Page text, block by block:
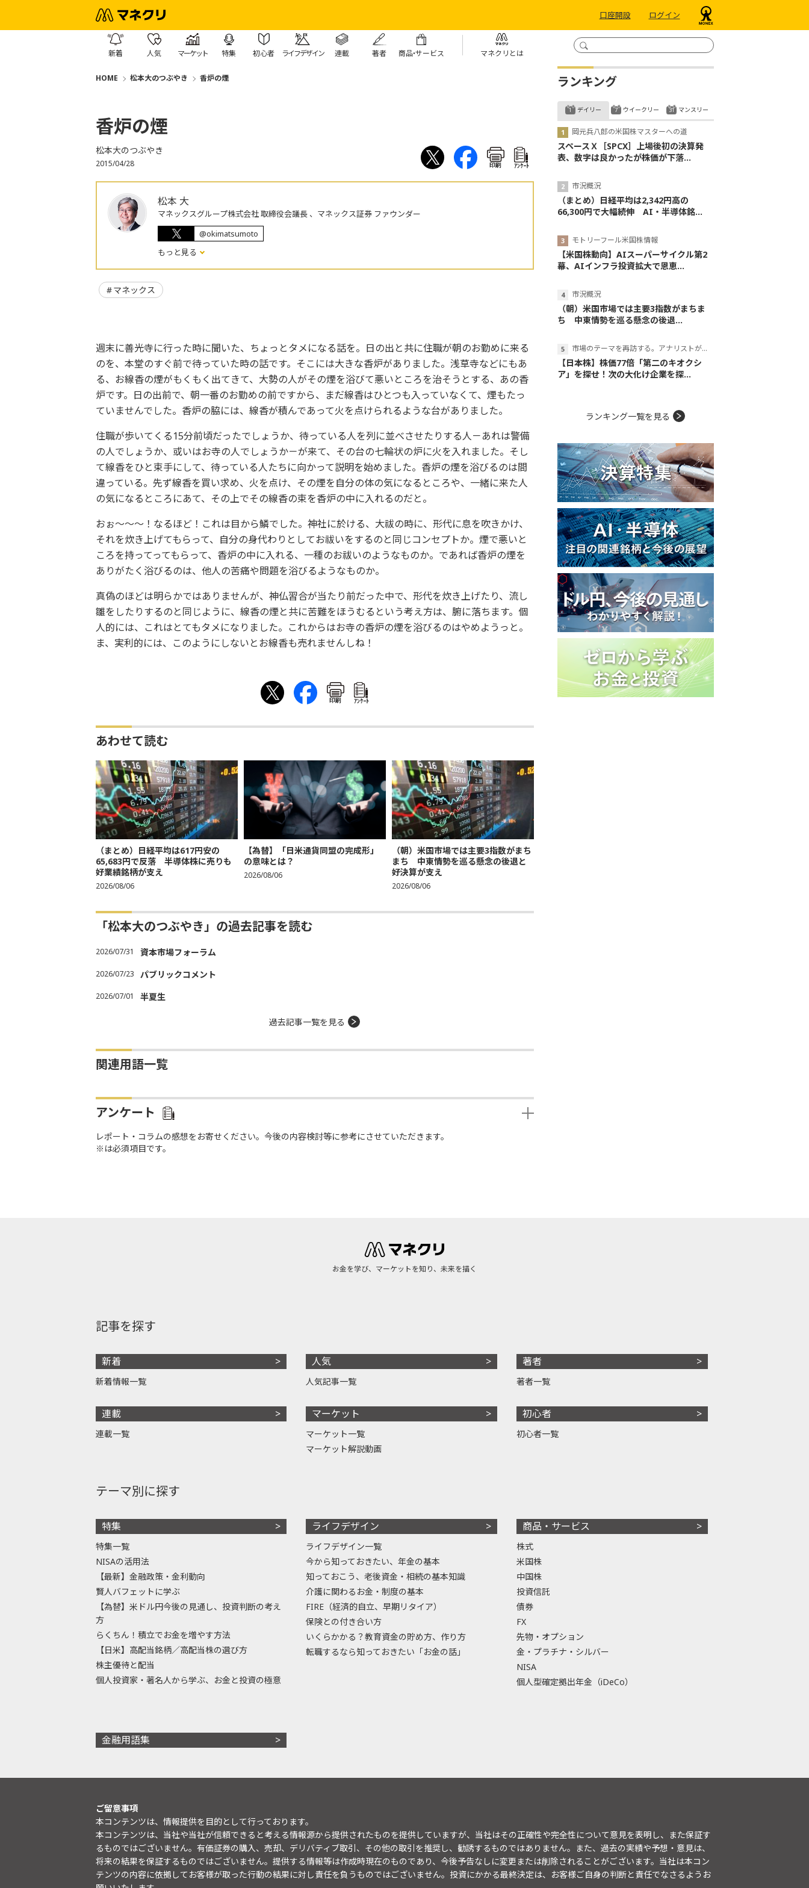
口座開設 ログイン
新着 人気 マーケット 特集 初心者 ライフデザイン 連載 著者 商品・サービス マネクリとは
HOME 松本大のつぶやき 香炉の煙
香炉の煙
松本大のつぶやき
2015/04/28 印刷 ｱﾝｹｰﾄ
松本 大
マネックスグループ株式会社 取締役会議長 、マネックス証券 ファウンダー
@okimatsumoto
もっと見る
マネックス
週末に善光寺に行った時に聞いた、ちょっとタメになる話を。日の出と共に住職が朝のお勤めに来る
のを、本堂のすぐ前で待っていた時の話です。そこには大きな香炉がありました。浅草寺などにもあ
る、お線香の煙がもくもく出てきて、大勢の人がその煙を浴びて悪いところを治そうとする、あの香
炉です。日の出前で、朝一番のお勤めの前ですから、まだ線香はひとつも入っていなくて、煙もたっ
ていませんでした。香炉の脇には、線香が積んであって火を点けられるような台がありました。
住職が歩いてくる15分前頃だったでしょうか、待っている人を列に並べさせたりする人－あれは警備
の人でしょうか、或いはお寺の人でしょうか－が来て、その台の七輪状の炉に火を入れました。そし
て線香をひと束手にして、待っている人たちに向かって説明を始めました。香炉の煙を浴びるのは間
違っている。先ず線香を買い求め、火を点け、その煙を自分の体の気になるところや、一緒に来た人
の気になるところにあて、その上でその線香の束を香炉の中に入れるのだと。
おぉ～～～！なるほど！これは目から鱗でした。神社に於ける、大祓の時に、形代に息を吹きかけ、
それを炊き上げてもらって、自分の身代わりとしてお祓いをするのと同じコンセプトか。煙で悪いと
ころを持ってってもらって、香炉の中に入れる、一種のお祓いのようなものか。であれば香炉の煙を
ありがたく浴びるのは、他人の苦痛や問題を浴びるようなものか。
真偽のほどは明らかではありませんが、神仏習合が当たり前だった中で、形代を炊き上げたり、流し
雛をしたりするのと同じように、線香の煙と共に苦難をほうむるという考え方は、腑に落ちます。個
人的には、これはとてもタメになりました。これからはお寺の香炉の煙を浴びるのはやめようっと。
ま、実利的には、このようにしないとお線香も売れませんしね！
印刷 ｱﾝｹｰﾄ
あわせて読む
（まとめ）日経平均は617円安の
65,683円で反落 半導体株に売りも
好業績銘柄が支え
2026/08/06
【為替】「日米通貨同盟の完成形」
の意味とは？
2026/08/06
（朝）米国市場では主要3指数がまち
まち 中東情勢を巡る懸念の後退と
好決算が支え
2026/08/06
「松本大のつぶやき」の過去記事を読む
2026/07/31 資本市場フォーラム
2026/07/23 パブリックコメント
2026/07/01 半夏生
過去記事一覧を見る
関連用語一覧
アンケート
レポート・コラムの感想をお寄せください。今後の内容検討等に参考にさせていただきます。
※は必須項目です。
ランキング
デイリー
岡元兵八郎の米国株マスターへの道
スペースＸ［SPCX］上場後初の決算発
表、数字は良かったが株価が下落...
市況概況
（まとめ）日経平均は2,342円高の
66,300円で大幅続伸 AI・半導体銘...
モトリーフール米国株情報
【米国株動向】AIスーパーサイクル第2
幕、AIインフラ投資拡大で恩恵...
市況概況
（朝）米国市場では主要3指数がまちま
ち 中東情勢を巡る懸念の後退...
市場のテーマを再訪する。アナリストが読み解くテーマの本質
【日本株】株価77倍「第二のキオクシ
ア」を探せ！次の大化け企業を探...
ウイークリー マンスリー
ランキング一覧を見る
お金を学び、マーケットを知り、未来を描く
記事を探す
新着
新着情報一覧
連載
連載一覧
人気
人気記事一覧
マーケット
マーケット一覧
マーケット解説動画
著者
著者一覧
初心者
初心者一覧
テーマ別に探す
特集
特集一覧
NISAの活用法
【最新】金融政策・金利動向
賢人バフェットに学ぶ
【為替】米ドル円今後の見通し、投資判断の考え
方
らくちん！積立でお金を増やす方法
【日米】高配当銘柄／高配当株の選び方
株主優待と配当
個人投資家・著名人から学ぶ、お金と投資の極意
ライフデザイン
ライフデザイン一覧
今から知っておきたい、年金の基本
知っておこう、老後資金・相続の基本知識
介護に関わるお金・制度の基本
FIRE（経済的自立、早期リタイア）
保険との付き合い方
いくらかかる？教育資金の貯め方、作り方
転職するなら知っておきたい「お金の話」
商品・サービス
株式
米国株
中国株
投資信託
債券
FX
先物・オプション
金・プラチナ・シルバー
NISA
個人型確定拠出年金（iDeCo）
金融用語集
ご留意事項
本コンテンツは、情報提供を目的として行っております。
本コンテンツは、当社や当社が信頼できると考える情報源から提供されたものを提供していますが、当社はその正確性や完全性について意見を表明し、また保証す
るものではございません。有価証券の購入、売却、デリバティブ取引、その他の取引を推奨し、勧誘するものではありません。また、過去の実績や予想・意見は、
将来の結果を保証するものではございません。提供する情報等は作成時現在のものであり、今後予告なしに変更または削除されることがございます。当社は本コン
テンツの内容に依拠してお客様が取った行動の結果に対し責任を負うものではございません。投資にかかる最終決定は、お客様ご自身の判断と責任でなさるようお